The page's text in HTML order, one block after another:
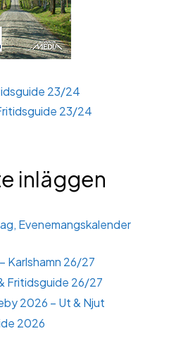
23/24
23/24
inläggen
Evenemangskalender
Karlshamn 26/27
Fritidsguide 26/27
2026 – Ut & Njut
2026